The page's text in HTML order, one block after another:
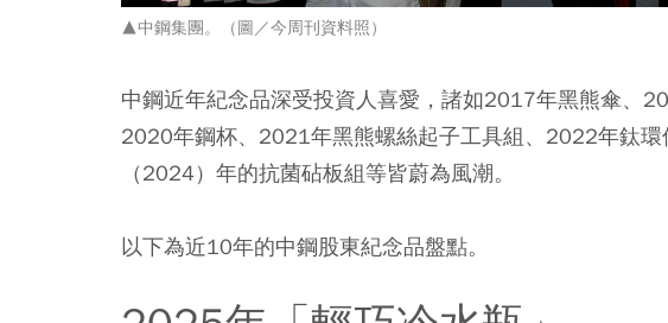
▲中鋼集團。（圖／今周刊資料照）
中鋼近年紀念品深受投資人喜愛，諸如2017年黑熊傘、
2020年鋼杯、2021年黑熊螺絲起子工具組、2022年鈦
（2024）年的抗菌砧板組等皆蔚為風潮。
以下為近10年的中鋼股東紀念品盤點。